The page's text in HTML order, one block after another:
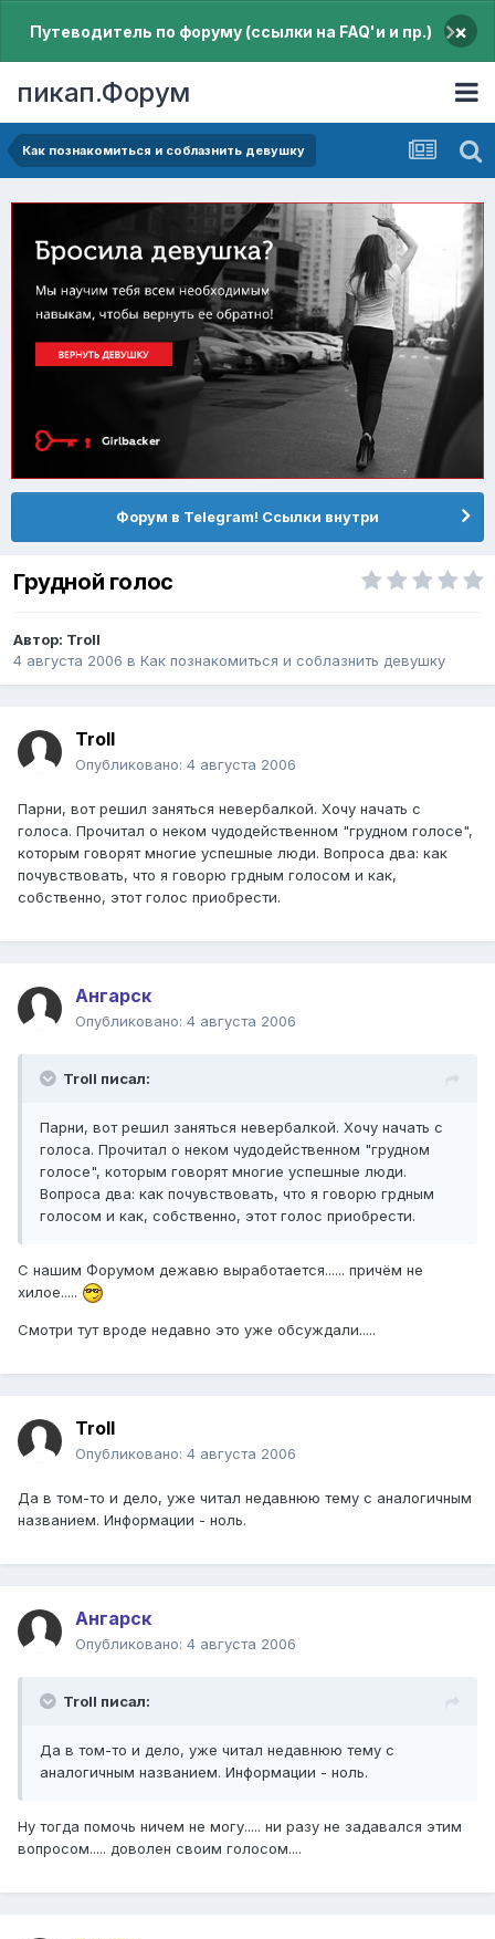
Путеводитель по форуму (ссылки на FAQ'и и пр.) ×
пикап.Форум
Как познакомиться и соблазнить девушку
Форум в Telegram! Ссылки внутри
Грудной голос
Автор: Troll
4 августа 2006 в Как познакомиться и соблазнить девушку
Troll
Опубликовано: 4 августа 2006
Парни, вот решил заняться невербалкой. Хочу начать с
голоса. Прочитал о неком чудодейственном "грудном голосе",
которым говорят многие успешные люди. Вопроса два: как
почувствовать, что я говорю грдным голосом и как,
собственно, этот голос приобрести.
Ангарск
Опубликовано: 4 августа 2006
Troll писал:
Парни, вот решил заняться невербалкой. Хочу начать с
голоса. Прочитал о неком чудодейственном "грудном
голосе", которым говорят многие успешные люди.
Вопроса два: как почувствовать, что я говорю грдным
голосом и как, собственно, этот голос приобрести.
С нашим Форумом дежавю выработается...... причём не
хилое.....
Смотри тут вроде недавно это уже обсуждали.....
Troll
Опубликовано: 4 августа 2006
Да в том-то и дело, уже читал недавнюю тему с аналогичным
названием. Информации - ноль.
Ангарск
Опубликовано: 4 августа 2006
Troll писал:
Да в том-то и дело, уже читал недавнюю тему с
аналогичным названием. Информации - ноль.
Ну тогда помочь ничем не могу..... ни разу не задавался этим
вопросом..... доволен своим голосом....